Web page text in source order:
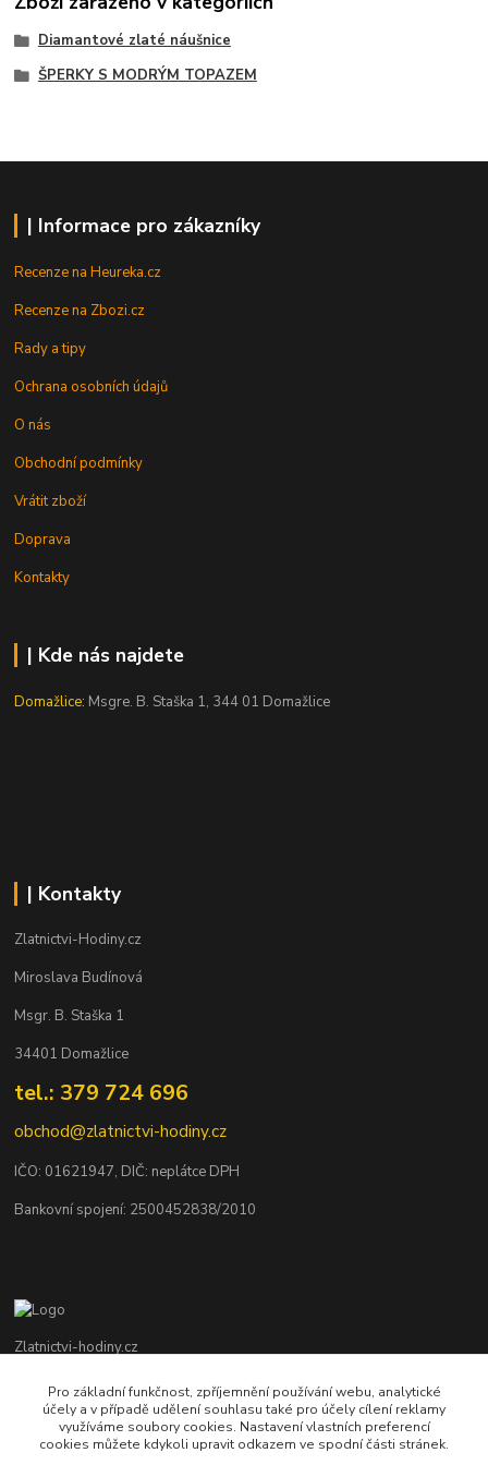
Diamantové zlaté náušnice
ŠPERKY S MODRÝM TOPAZEM
| Informace pro zákazníky
Recenze na Heureka.cz
Recenze na Zbozi.cz
Rady a tipy
Ochrana osobních údajů
O nás
Obchodní podmínky
Vrátit zboží
Doprava
Kontakty
| Kde nás najdete
Domažlice: Msgre. B. Staška 1, 344 01 Domažlice
| Kontakty
Zlatnictvi-Hodiny.cz
Miroslava Budínová
Msgr. B. Staška 1
34401 Domažlice
tel.: 379 724 696
obchod@zlatnictvi-hodiny.cz
IČO: 01621947, DIČ: neplátce DPH
Bankovní spojení: 2500452838/2010
Zlatnictvi-hodiny.cz
+420 379 492 545
Po - Pá: 9,00 - 17,00 hod., So: 9,00 - 11,30 hod.
Pro základní funkčnost, zpříjemnění používání webu, analytické
účely a v případě udělení souhlasu také pro účely cílení reklamy
využíváme soubory cookies. Nastavení vlastních preferencí
cookies můžete kdykoli upravit odkazem ve spodní části stránek.